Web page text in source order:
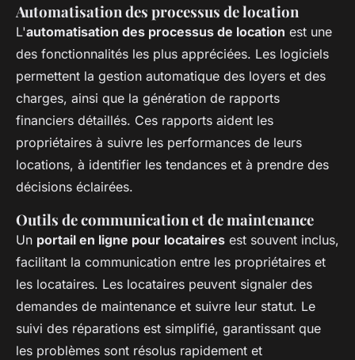
Automatisation des processus de location
L'automatisation des processus de location est une
des fonctionnalités les plus appréciées. Les logiciels
permettent la gestion automatique des loyers et des
charges, ainsi que la génération de rapports
financiers détaillés. Ces rapports aident les
propriétaires à suivre les performances de leurs
locations, à identifier les tendances et à prendre des
décisions éclairées.
Outils de communication et de maintenance
Un portail en ligne pour locataires est souvent inclus,
facilitant la communication entre les propriétaires et
les locataires. Les locataires peuvent signaler des
demandes de maintenance et suivre leur statut. Le
suivi des réparations est simplifié, garantissant que
les problèmes sont résolus rapidement et